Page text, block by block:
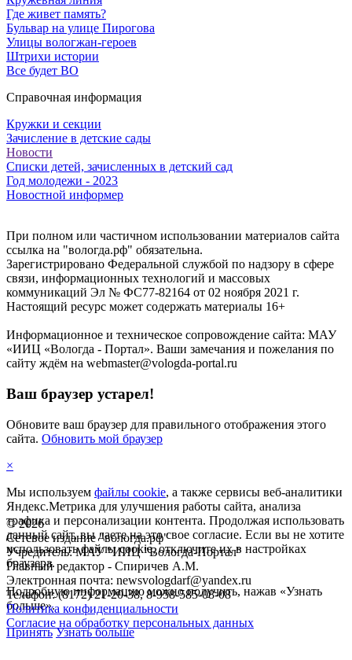
Где живет память?
Бульвар на улице Пирогова
Улицы вологжан-героев
Штрихи истории
Все будет ВО
Справочная информация
Кружки и секции
Зачисление в детские сады
Новости
Списки детей, зачисленных в детский сад
Год молодежи - 2023
©2026
Сетевое издание "вологда.рф"
Учредитель: МАУ "ИИЦ "Вологда-Портал"
Главный редактор - Спиричев А.М.
Электронная почта: newsvologdarf@yandex.ru
Телефон: (8172) 21-20-38, 8-958-585-08-08
Политика конфиденциальности
Согласие на обработку персональных данных
Новостной информер
При полном или частичном использовании материалов сайта
ссылка на "вологда.рф" обязательна.
Зарегистрировано Федеральной службой по надзору в сфере
связи, информационных технологий и массовых
коммуникаций Эл № ФС77-82164 от 02 ноября 2021 г.
Настоящий ресурс может содержать материалы 16+
Информационное и техническое сопровождение сайта: МАУ
«ИИЦ «Вологда - Портал». Ваши замечания и пожелания по
сайту ждём на webmaster@vologda-portal.ru
Ваш браузер устарел!
Обновите ваш браузер для правильного отображения этого
сайта. Обновить мой браузер
×
Мы используем файлы cookie, а также сервисы веб-аналитики
Яндекс.Метрика для улучшения работы сайта, анализа
трафика и персонализации контента. Продолжая использовать
данный сайт, вы даете на это свое согласие. Если вы не хотите
использовать файлы cookie, отключите их в настройках
браузера.
Подробную информацию можно получить, нажав «Узнать
больше».
Принять Узнать больше